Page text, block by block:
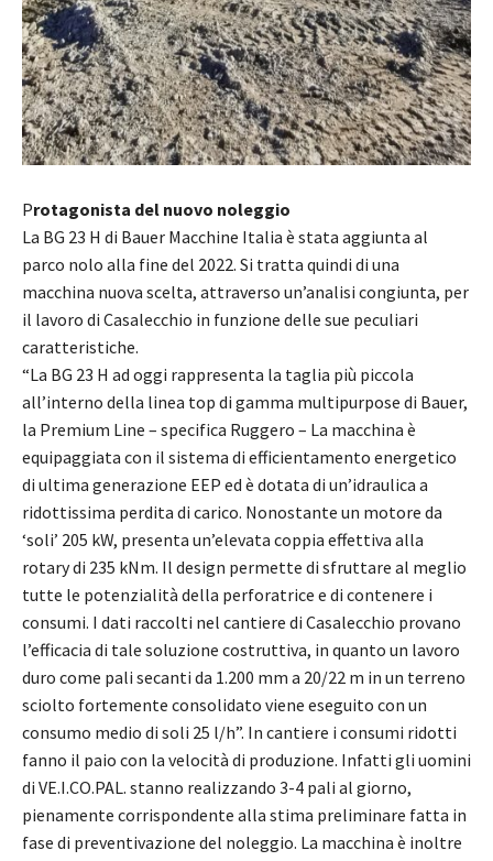
Protagonista del nuovo noleggio
La BG 23 H di Bauer Macchine Italia è stata aggiunta al
parco nolo alla fine del 2022. Si tratta quindi di una
macchina nuova scelta, attraverso un’analisi congiunta, per
il lavoro di Casalecchio in funzione delle sue peculiari
caratteristiche.
“La BG 23 H ad oggi rappresenta la taglia più piccola
all’interno della linea top di gamma multipurpose di Bauer,
la Premium Line – specifica Ruggero – La macchina è
equipaggiata con il sistema di efficientamento energetico
di ultima generazione EEP ed è dotata di un’idraulica a
ridottissima perdita di carico. Nonostante un motore da
‘soli’ 205 kW, presenta un’elevata coppia effettiva alla
rotary di 235 kNm. Il design permette di sfruttare al meglio
tutte le potenzialità della perforatrice e di contenere i
consumi. I dati raccolti nel cantiere di Casalecchio provano
l’efficacia di tale soluzione costruttiva, in quanto un lavoro
duro come pali secanti da 1.200 mm a 20/22 m in un terreno
sciolto fortemente consolidato viene eseguito con un
consumo medio di soli 25 l/h”. In cantiere i consumi ridotti
fanno il paio con la velocità di produzione. Infatti gli uomini
di VE.I.CO.PAL. stanno realizzando 3-4 pali al giorno,
pienamente corrispondente alla stima preliminare fatta in
fase di preventivazione del noleggio. La macchina è inoltre